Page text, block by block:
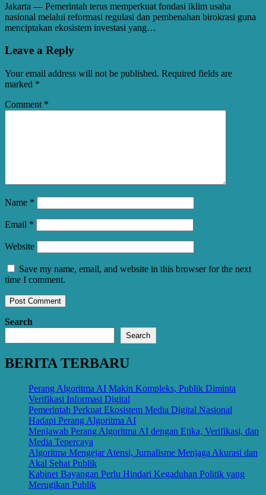
Jakarta — Pemerintah terus memperkuat fondasi iklim usaha
nasional melalui reformasi regulasi dan pembenahan birokrasi guna
menciptakan ekosistem investasi yang…
Leave a Reply
Your email address will not be published. Required fields are
marked *
Comment *
Name *
Email *
Website
Save my name, email, and website in this browser for the next
time I comment.
Search
Search
BERITA TERBARU
Perang Algoritma AI Makin Kompleks, Publik Diminta
Verifikasi Informasi Digital
Pemerintah Perkuat Ekosistem Media Digital Nasional
Hadapi Perang Algoritma AI
Menjawab Perang Algoritma AI dengan Etika, Verifikasi, dan
Media Tepercaya
Algoritma Mengejar Atensi, Jurnalisme Menjaga Akurasi dan
Akal Sehat Publik
Kabinet Bayangan Perlu Hindari Kegaduhan Politik yang
Merugikan Publik